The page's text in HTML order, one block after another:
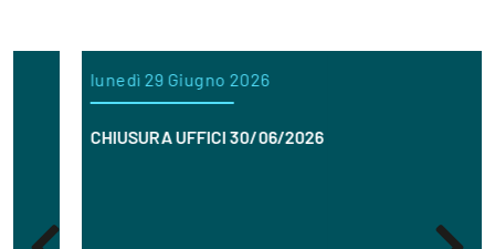
lunedì 29 Giugno 2026
CHIUSURA UFFICI 30/06/2026